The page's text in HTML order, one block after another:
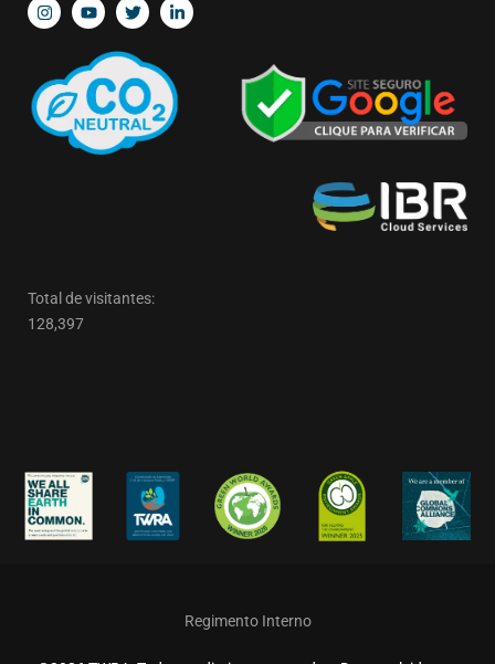
Total de visitantes:
128,397
Regimento Interno